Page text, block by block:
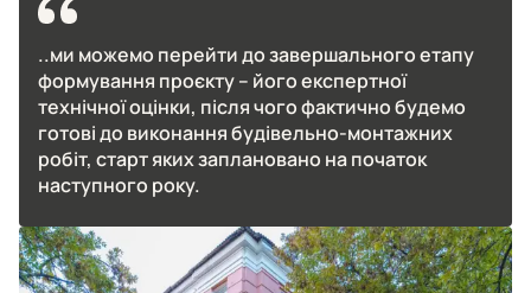
..ми можемо перейти до завершального етапу
формування проєкту – його експертної
технічної оцінки, після чого фактично будемо
готові до виконання будівельно-монтажних
робіт, старт яких заплановано на початок
наступного року.